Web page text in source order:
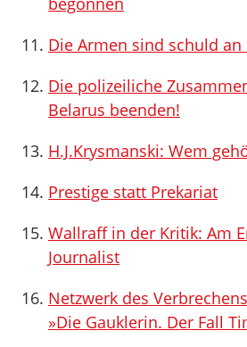
Die Armen sind schuld an
Die polizeiliche
Belarus beenden!
H.J.Krysmanski: Wem
Prestige statt Prekariat
Wallraff in der Kritik: Am
Journalist
Netzwerk des
»Die Gauklerin. Der Fall